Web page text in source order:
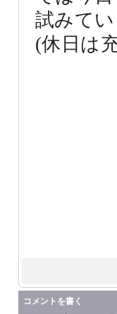
試みてい
(休日は
コメントを書く